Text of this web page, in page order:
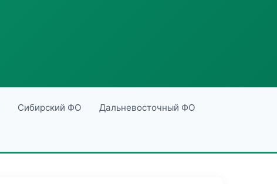
Сибирский ФО Дальневосточный ФО